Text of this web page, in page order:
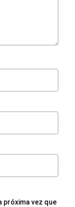
próxima vez que